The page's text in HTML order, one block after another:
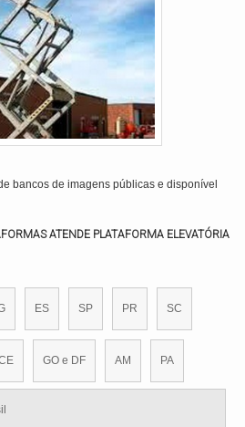
bancos de imagens públicas e disponível
ATENDE PLATAFORMA ELEVATÓRIA
ES SP PR SC
GO e DF AM PA